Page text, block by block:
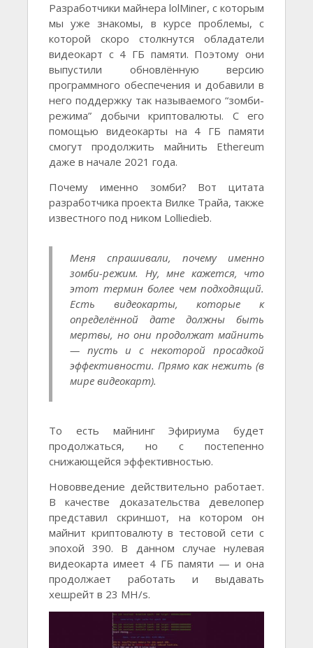
Разработчики майнера lolMiner, с которым
мы уже знакомы, в курсе проблемы, с
которой скоро столкнутся обладатели
видеокарт с 4 ГБ памяти. Поэтому они
выпустили обновлённую версию
программного обеспечения и добавили в
него поддержку так называемого “зомби-
режима” добычи криптовалюты. С его
помощью видеокарты на 4 ГБ памяти
смогут продолжить майнить Ethereum
даже в начале 2021 года.
Почему именно зомби? Вот цитата
разработчика проекта Вилке Трайа, также
известного под ником Lolliedieb.
Меня спрашивали, почему именно
зомби-режим. Ну, мне кажется, что
этот термин более чем подходящий.
Есть видеокарты, которые к
определённой дате должны быть
мертвы, но они продолжат майнить
— пусть и с некоторой просадкой
эффективности. Прямо как нежить (в
мире видеокарт).
То есть майнинг Эфириума будет
продолжаться, но с постепенно
снижающейся эффективностью.
Нововведение действительно работает.
В качестве доказательства девелопер
представил скриншот, на котором он
майнит криптовалюту в тестовой сети с
эпохой 390. В данном случае нулевая
видеокарта имеет 4 ГБ памяти — и она
продолжает работать и выдавать
хешрейт в 23 MH/s.